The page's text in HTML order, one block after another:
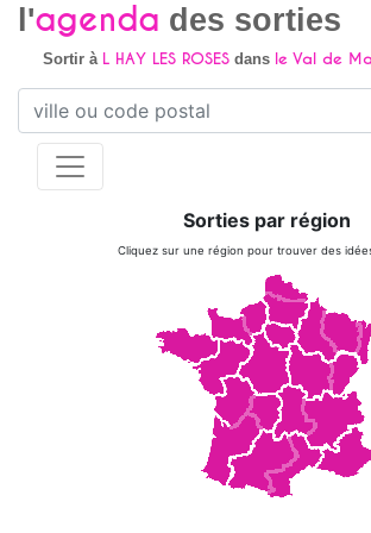
l'agenda des sorties
Sortir à L HAY LES ROSESdans le Val de
Sorties par région
Cliquez sur une région pour trouver des